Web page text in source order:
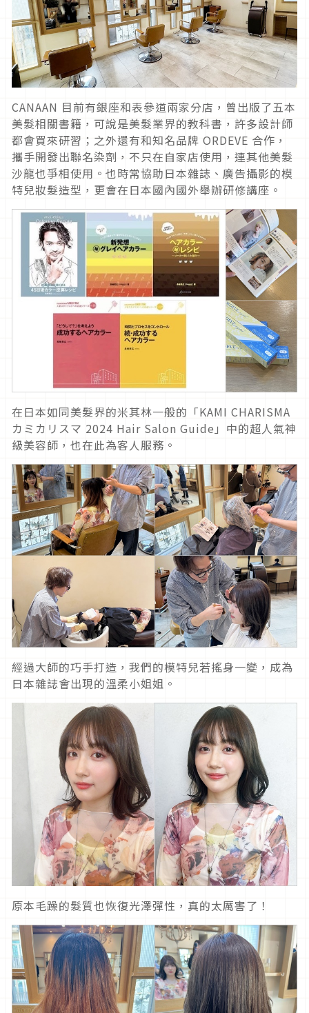
CANAAN 目前有銀座和表參道兩家分店，曾出版了五本
美髮相關書籍，可說是美髮業界的教科書，許多設計師
都會買來研習；之外還有和知名品牌 ORDEVE 合作，
攜手開發出聯名染劑，不只在自家店使用，連其他美髮
沙龍也爭相使用。也時常協助日本雜誌、廣告攝影的模
特兒妝髮造型，更會在日本國內國外舉辦研修講座。
在日本如同美髮界的米其林一般的「KAMI CHARISMA
カミカリスマ 2024 Hair Salon Guide」中的超人氣神
級美容師，也在此為客人服務。
經過大師的巧手打造，我們的模特兒若搖身一變，成為
日本雜誌會出現的溫柔小姐姐。
原本毛躁的髮質也恢復光澤彈性，真的太厲害了！